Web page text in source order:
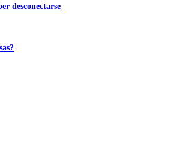
desconectarse